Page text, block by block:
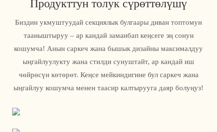
Продукттун толук сүрөттөлүшү
Биздин укмуштуудай секциялык булгаары диван топтомун
тааныштыруу – ар кандай заманбап кеңсеге эң сонун
кошумча! Анын саркеч жана бышык дизайны максималдуу
ыңгайлуулукту жана стилди сунуштайт, ар кандай иш
чөйрөсүн көтөрөт. Кеңсе мейкиндигине бул саркеч жана
ыңгайлуу кошумча менен таасир калтырууга даяр болуңуз!